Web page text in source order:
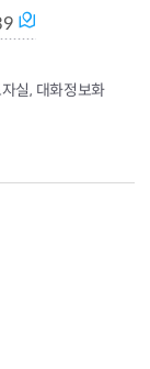
실, 대화정보화